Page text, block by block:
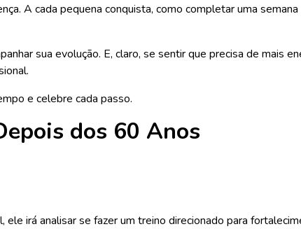
A cada pequena conquista, como completar uma
sua evolução. E, claro, se sentir que precisa de mais
e celebre cada passo.
dos 60 Anos
irá analisar se fazer um treino direcionado para